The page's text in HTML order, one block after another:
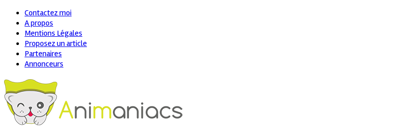
Contactez moi
A propos
Mentions Légales
Proposez un article
Partenaires
Annonceurs